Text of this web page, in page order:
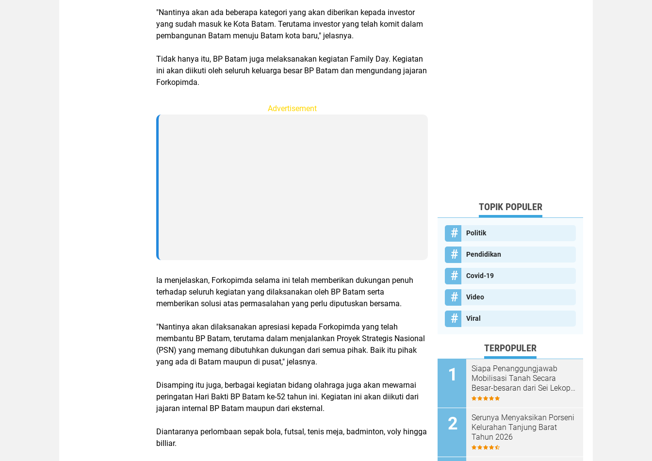
"Nantinya akan ada beberapa kategori yang akan diberikan kepada investor
yang sudah masuk ke Kota Batam. Terutama investor yang telah komit dalam
pembangunan Batam menuju Batam kota baru," jelasnya.
Tidak hanya itu, BP Batam juga melaksanakan kegiatan Family Day. Kegiatan
ini akan diikuti oleh seluruh keluarga besar BP Batam dan mengundang jajaran
Forkopimda.
Advertisement
Ia menjelaskan, Forkopimda selama ini telah memberikan dukungan penuh
terhadap seluruh kegiatan yang dilaksanakan oleh BP Batam serta
memberikan solusi atas permasalahan yang perlu diputuskan bersama.
"Nantinya akan dilaksanakan apresiasi kepada Forkopimda yang telah
membantu BP Batam, terutama dalam menjalankan Proyek Strategis Nasional
(PSN) yang memang dibutuhkan dukungan dari semua pihak. Baik itu pihak
yang ada di Batam maupun di pusat," jelasnya.
Disamping itu juga, berbagai kegiatan bidang olahraga juga akan mewarnai
peringatan Hari Bakti BP Batam ke-52 tahun ini. Kegiatan ini akan diikuti dari
jajaran internal BP Batam maupun dari eksternal.
Diantaranya perlombaan sepak bola, futsal, tenis meja, badminton, voly hingga
billiar.
TOPIK POPULER
Politik
Pendidikan
Covid-19
Video
Viral
TERPOPULER
Siapa Penanggungjawab
Mobilisasi Tanah Secara
Besar-besaran dari Sei Lekop
ke Marina Sekupang Batam?
Serunya Menyaksikan Porseni
Kelurahan Tanjung Barat
Tahun 2026